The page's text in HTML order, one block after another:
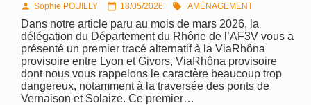
 Sophie POUILLY  18/05/2026  AMÉNAGEMENT
Dans notre article paru au mois de mars 2026, la
délégation du Département du Rhône de l’AF3V vous a
présenté un premier tracé alternatif à la ViaRhôna
provisoire entre Lyon et Givors, ViaRhôna provisoire
dont nous vous rappelons le caractère beaucoup trop
dangereux, notamment à la traversée des ponts de
Vernaison et Solaize. Ce premier…